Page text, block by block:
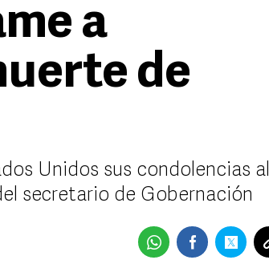
a
de
Unidos sus condolencias al
secretario de Gobernación